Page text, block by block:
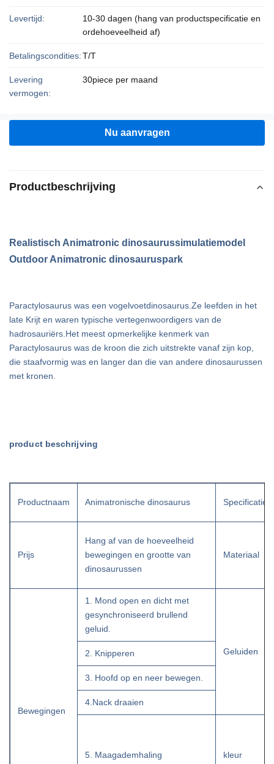
Levertijd:
10-30 dagen (hang van productspecificatie en
ordehoeveelheid af)
Betalingscondities:T/T
Levering
vermogen:
30piece per maand
Nu aanvragen
Productbeschrijving
Realistisch Animatronic dinosaurussimulatiemodel
Outdoor Animatronic dinosauruspark
Paractylosaurus was een vogelvoetdinosaurus.Ze leefden in het
late Krijt en waren typische vertegenwoordigers van de
hadrosauriërs.Het meest opmerkelijke kenmerk van
Paractylosaurus was de kroon die zich uitstrekte vanaf zijn kop,
die staafvormig was en langer dan die van andere dinosaurussen
met kronen.
product beschrijving
Productnaam Animatronische dinosaurus Specificaties
Prijs
Hang af van de hoeveelheid
bewegingen en grootte van
dinosaurussen
Materiaal
Bewegingen
1. Mond open en dicht met
gesynchroniseerd brullend
geluid.
Geluiden
2. Knipperen
3. Hoofd op en neer bewegen.
4.Nack draaien
5. Maagademhaling kleur